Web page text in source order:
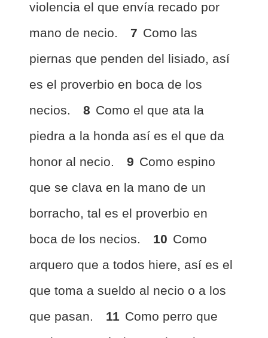
violencia el que envía recado por
mano de necio.
7 Como las
piernas que penden del lisiado, así
es el proverbio en boca de los
necios.
8 Como el que ata la
piedra a la honda así es el que da
honor al necio.
9 Como espino
que se clava en la mano de un
borracho, tal es el proverbio en
boca de los necios.
10 Como
arquero que a todos hiere, así es el
que toma a sueldo al necio o a los
que pasan.
11 Como perro que